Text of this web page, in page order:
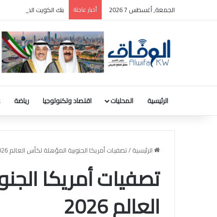
الجمعة, أغسطس 7 2026 أخبار عاجلة بنك الكويت المركزي: رصيد الذهب 31.8 مليون دينار والودائع
الرئيسية المحليات اقتصاد وتكنولوجيا رياضة
الرئيسية/تصفيات أمريكا الجنوبية المؤهلة لكأس العالم 2026
تصفيات أمريكا
العالم 2026